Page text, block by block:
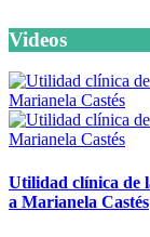
Videos
Utilidad clínica de
a Marianela Castés